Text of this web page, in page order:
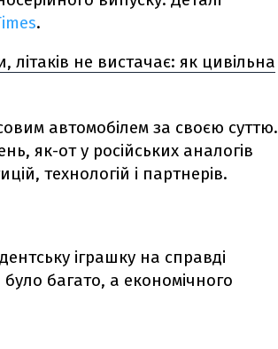
.
літаків не вистачає: як цивільна
автомобілем за своєю суттю.
як-от у російських аналогів
технологій і партнерів.
іграшку на справді
багато, а економічного